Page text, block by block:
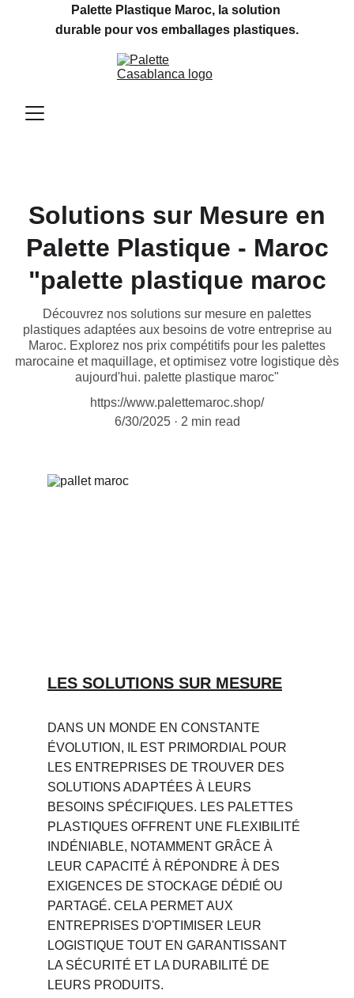
Palette Plastique Maroc, la solution
durable pour vos emballages plastiques.
Solutions sur Mesure en
Palette Plastique - Maroc
"palette plastique maroc
Découvrez nos solutions sur mesure en palettes
plastiques adaptées aux besoins de votre entreprise au
Maroc. Explorez nos prix compétitifs pour les palettes
marocaine et maquillage, et optimisez votre logistique dès
aujourd'hui. palette plastique maroc"
https://www.palettemaroc.shop/
6/30/2025
2 min read
LES SOLUTIONS SUR MESURE
DANS UN MONDE EN CONSTANTE
ÉVOLUTION, IL EST PRIMORDIAL POUR
LES ENTREPRISES DE TROUVER DES
SOLUTIONS ADAPTÉES À LEURS
BESOINS SPÉCIFIQUES. LES PALETTES
PLASTIQUES OFFRENT UNE FLEXIBILITÉ
INDÉNIABLE, NOTAMMENT GRÂCE À
LEUR CAPACITÉ À RÉPONDRE À DES
EXIGENCES DE STOCKAGE DÉDIÉ OU
PARTAGÉ. CELA PERMET AUX
ENTREPRISES D'OPTIMISER LEUR
LOGISTIQUE TOUT EN GARANTISSANT
LA SÉCURITÉ ET LA DURABILITÉ DE
LEURS PRODUITS.